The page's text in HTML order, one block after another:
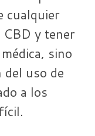
cualquier
y tener
sino
del uso de
a los